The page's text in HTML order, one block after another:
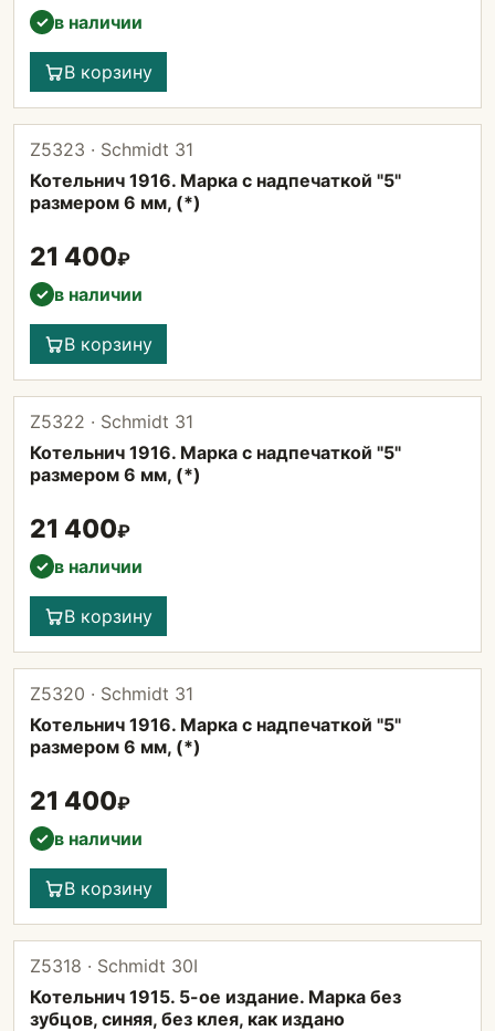
✓ в наличии
В корзину
Z5323 · Schmidt 31
Котельнич 1916. Марка с надпечаткой "5"
размером 6 мм, (*)
21 400₽
✓ в наличии
В корзину
Z5322 · Schmidt 31
Котельнич 1916. Марка с надпечаткой "5"
размером 6 мм, (*)
21 400₽
✓ в наличии
В корзину
Z5320 · Schmidt 31
Котельнич 1916. Марка с надпечаткой "5"
размером 6 мм, (*)
21 400₽
✓ в наличии
В корзину
Z5318 · Schmidt 30I
Котельнич 1915. 5-ое издание. Марка без
зубцов, синяя, без клея, как издано